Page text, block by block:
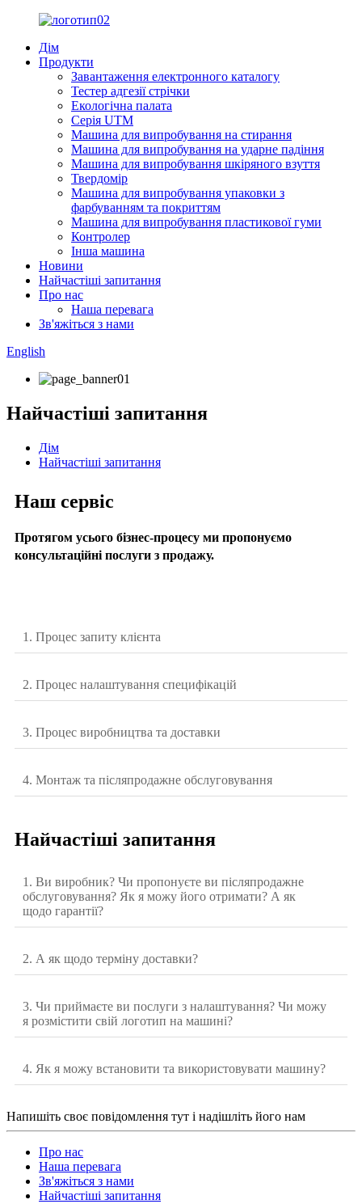
Дім
Продукти
Завантаження електронного каталогу
Тестер адгезії стрічки
Екологічна палата
Серія UTM
Машина для випробування на стирання
Машина для випробування на ударне падіння
Машина для випробування шкіряного взуття
Твердомір
Машина для випробування упаковки з
фарбуванням та покриттям
Машина для випробування пластикової гуми
Контролер
Інша машина
Новини
Найчастіші запитання
Про нас
Наша перевага
Зв'яжіться з нами
English
Найчастіші запитання
Дім
Найчастіші запитання
Наш сервіс
Протягом усього бізнес-процесу ми пропонуємо
консультаційні послуги з продажу.
1. Процес запиту клієнта
2. Процес налаштування специфікацій
3. Процес виробництва та доставки
4. Монтаж та післяпродажне обслуговування
Найчастіші запитання
1. Ви виробник? Чи пропонуєте ви післяпродажне
обслуговування? Як я можу його отримати? А як
щодо гарантії?
2. А як щодо терміну доставки?
3. Чи приймаєте ви послуги з налаштування? Чи можу
я розмістити свій логотип на машині?
4. Як я можу встановити та використовувати машину?
Напишіть своє повідомлення тут і надішліть його нам
Про нас
Наша перевага
Зв'яжіться з нами
Найчастіші запитання